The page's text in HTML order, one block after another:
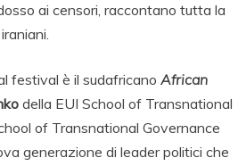
ai censori, raccontano tutta la
festival è il sudafricano African
della EUI School of Transnational
of Transnational Governance
generazione di leader politici che